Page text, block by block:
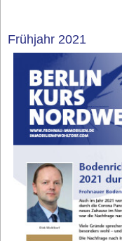
Frühjahr 2021